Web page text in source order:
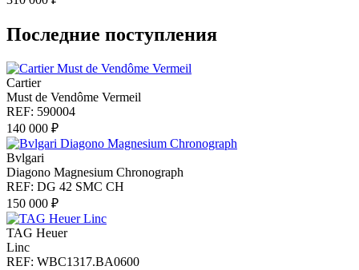
Последние поступления
Cartier
Must de Vendôme Vermeil
REF: 590004
140 000 ₽
Bvlgari
Diagono Magnesium Chronograph
REF: DG 42 SMC CH
150 000 ₽
TAG Heuer
Linc
REF: WBC1317.BA0600